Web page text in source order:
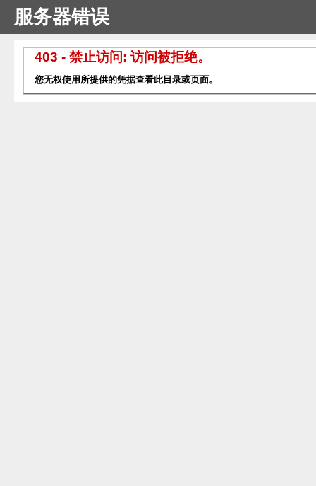
服务器错误
403 - 禁止访问: 访问被拒绝。
您无权使用所提供的凭据查看此目录或页面。